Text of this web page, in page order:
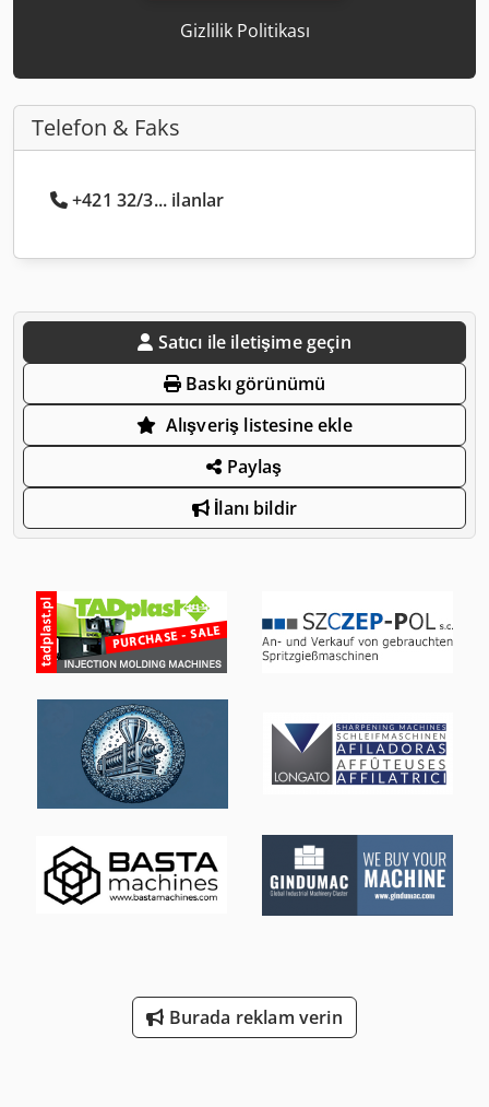
Gizlilik Politikası
Telefon & Faks
+421 32/3... ilanlar
Satıcı ile iletişime geçin
Baskı görünümü
Alışveriş listesine ekle
Paylaş
İlanı bildir
Burada reklam verin